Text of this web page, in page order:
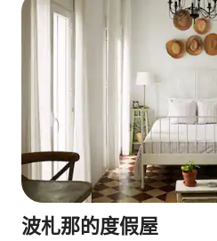
波札那的度假屋